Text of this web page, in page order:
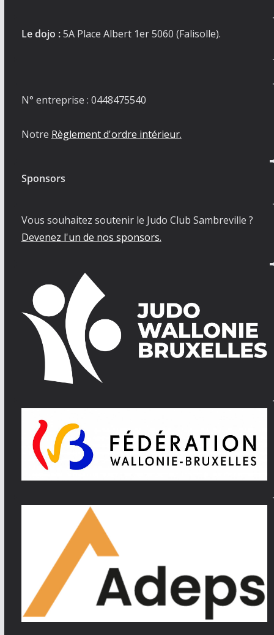
Le dojo :5A Place Albert 1er 5060 (Falisolle).
N° entreprise : 0448475540
Notre Règlement d'ordre intérieur.
Sponsors
Vous souhaitez soutenir le Judo Club Sambreville ?
Devenez l'un de nos sponsors.